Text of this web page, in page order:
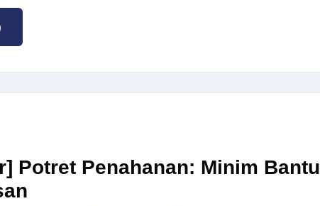
Potret Penahanan: Minim